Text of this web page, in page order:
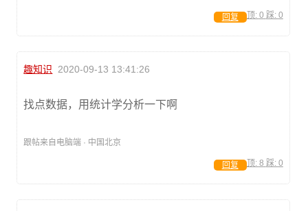
顶: 0 踩: 0
回复
趣知识 2020-09-13 13:41:26
找点数据，用统计学分析一下啊
跟帖来自电脑端 · 中国北京
顶: 8 踩: 0
回复